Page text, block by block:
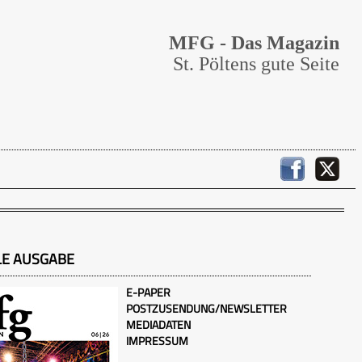
MFG - Das Magazin
St. Pöltens gute Seite
AUSGABE
E-PAPER
POSTZUSENDUNG/NEWSLETTER
MEDIADATEN
IMPRESSUM